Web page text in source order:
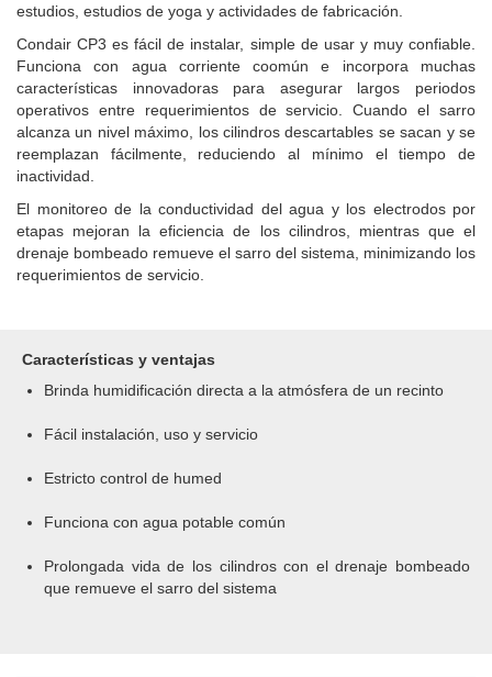
estudios, estudios de yoga y actividades de fabricación.
Condair CP3 es fácil de instalar, simple de usar y muy confiable.
Funciona con agua corriente coomún e incorpora muchas
características innovadoras para asegurar largos periodos
operativos entre requerimientos de servicio. Cuando el sarro
alcanza un nivel máximo, los cilindros descartables se sacan y se
reemplazan fácilmente, reduciendo al mínimo el tiempo de
inactividad.
El monitoreo de la conductividad del agua y los electrodos por
etapas mejoran la eficiencia de los cilindros, mientras que el
drenaje bombeado remueve el sarro del sistema, minimizando los
requerimientos de servicio.
Características y ventajas
Brinda humidificación directa a la atmósfera de un recinto
Fácil instalación, uso y servicio
Estricto control de humed
Funciona con agua potable común
Prolongada vida de los cilindros con el drenaje bombeado
que remueve el sarro del sistema